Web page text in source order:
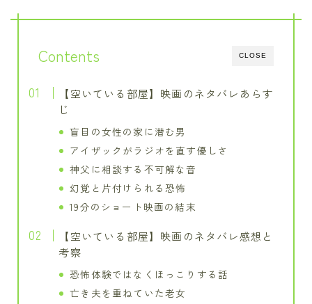
CLOSE
Contents
【空いている部屋】映画のネタバレあらす
じ
盲目の女性の家に潜む男
アイザックがラジオを直す優しさ
神父に相談する不可解な音
幻覚と片付けられる恐怖
19分のショート映画の結末
【空いている部屋】映画のネタバレ感想と
考察
恐怖体験ではなくほっこりする話
亡き夫を重ねていた老女